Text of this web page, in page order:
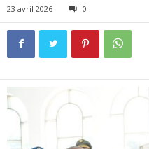
23 avril 2026 0